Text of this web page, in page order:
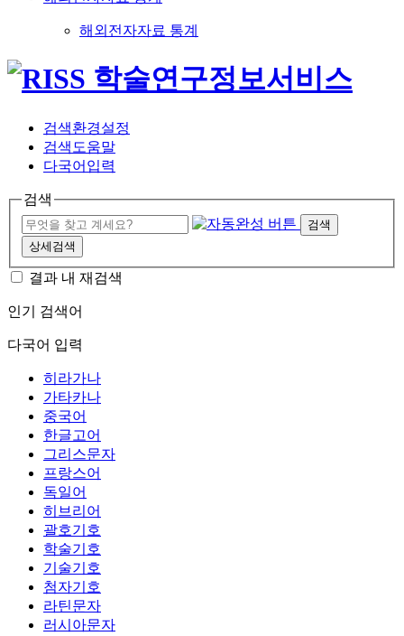
해외전자자료 통계
검색환경설정
검색도움말
다국어입력
검색
검색
상세검색
결과 내 재검색
인기 검색어
다국어 입력
히라가나
가타카나
중국어
한글고어
그리스문자
프랑스어
독일어
히브리어
괄호기호
학술기호
기술기호
첨자기호
라틴문자
러시아문자